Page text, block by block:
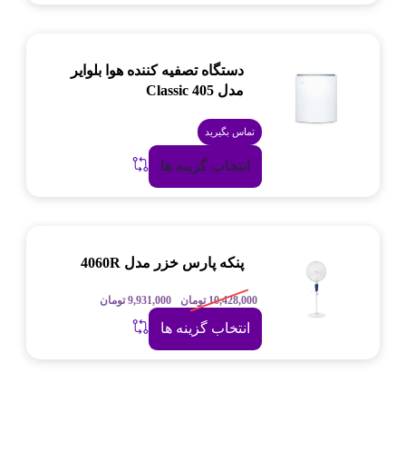
دستگاه تصفیه کننده هوا بلوایر
مدل Classic 405
تماس بگیرید
انتخاب گزینه ها
پنکه پارس خزر مدل 4060R
10,428,000 تومان 9,931,000 تومان
انتخاب گزینه ها